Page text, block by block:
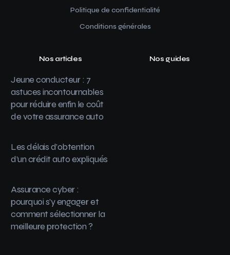
Politique de confidentialité
Conditions générales
Nos articles
Jeune conducteur : 7
astuces incontournables
pour réduire enfin le coût
de votre assurance auto
Les délais d’obtention
d’un crédit auto expliqués
Assurance cyber :
pourquoi s’y engager et
comment sélectionner la
meilleure protection ?
Nos guides